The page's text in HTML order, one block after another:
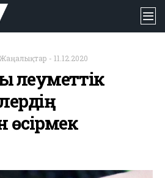
Жаңалықтар - 11.12.2020